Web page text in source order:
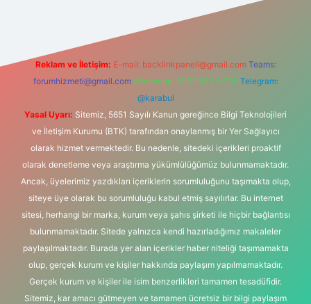
Reklam ve İletişim: E-mail: backlinkpaneli@gmail.com Teams:
forumhizmeti@gmail.com Whatsapp: 0262 606 0 726 Telegram:
@karabul
Yasal Uyarı: Sitemiz, 5651 Sayılı Kanun gereğince Bilgi Teknolojileri
ve İletişim Kurumu (BTK) tarafından onaylanmış bir Yer Sağlayıcı
olarak hizmet vermektedir. Bu nedenle, sitedeki içerikleri proaktif
olarak denetleme veya araştırma yükümlülüğümüz bulunmamaktadır.
Ancak, üyelerimiz yazdıkları içeriklerin sorumluluğunu taşımakta olup,
siteye üye olarak bu sorumluluğu kabul etmiş sayılırlar. Bu internet
sitesi, herhangi bir marka, kurum veya şahıs şirketi ile hiçbir bağlantısı
bulunmamaktadır. Sitede yalnızca kendi hazırladığımız makaleler
paylaşılmaktadır. Burada yer alan içerikler haber niteliği taşımamakta
olup, gerçek kurum ve kişiler hakkında paylaşım yapılmamaktadır.
Gerçek kurum ve kişiler ile isim benzerlikleri tamamen tesadüfidir.
Sitemiz, kar amacı gütmeyen ve tamamen ücretsiz bir bilgi paylaşım